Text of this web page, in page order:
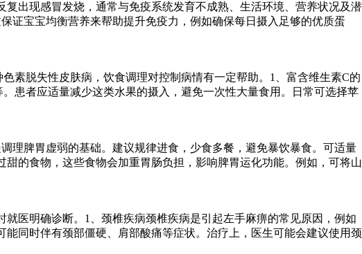
出现感冒发烧，通常与免疫系统发育不成熟、生活环境、营养状况及潜
证宝宝均衡营养来帮助提升免疫力，例如确保每日摄入足够的优质蛋
素脱失性皮肤病，饮食调理对控制病情有一定帮助。1、富含维生素C的
患者应适量减少这类水果的摄入，避免一次性大量食用。日常可选择苹
理脾胃虚弱的基础。建议规律进食，少食多餐，避免暴饮暴食。可适量
的食物，这些食物会加重胃肠负担，影响脾胃运化功能。例如，可将山
医明确诊断。1、颈椎疾病颈椎疾病是引起左手麻痹的常见原因，例如
同时伴有颈部僵硬、肩部酸痛等症状。治疗上，医生可能会建议使用颈